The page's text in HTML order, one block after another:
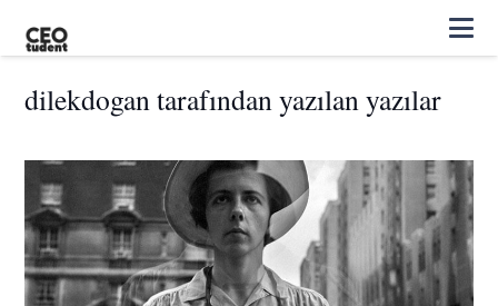
dilekdogan tarafından yazılan yazılar